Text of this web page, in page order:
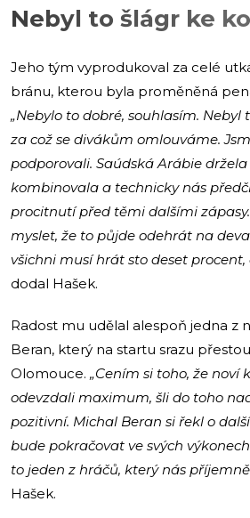
Nebyl to šlágr ke
Jeho tým vyprodukoval za celé
bránu, kterou byla proměněná
„Nebylo to dobré, souhlasím. Nebyl
za což se divákům omlouváme.
podporovali. Saúdská Arábie
kombinovala a technicky nás
procitnutí před těmi dalšími
myslet, že to půjde odehrát na
všichni musí hrát sto deset procent,
dodal Hašek.
Radost mu udělal alespoň jedna z
Beran, který na startu srazu
Olomouce. „Cením si toho, že noví
odevzdali maximum, šli do toho
pozitivní. Michal Beran si řekl o
bude pokračovat ve svých
to jeden z hráčů, který nás
Hašek.